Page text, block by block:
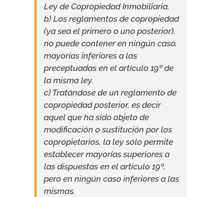
Ley de Copropiedad Inmobiliaria.
b) Los reglamentos de copropiedad
(ya sea el primero o uno posterior),
no puede contener en ningún caso,
mayorías inferiores a las
preceptuadas en el artículo 19º de
la misma ley.
c) Tratándose de un reglamento de
copropiedad posterior, es decir
aquel que ha sido objeto de
modificación o sustitución por los
copropietarios, la ley sólo permite
establecer mayorías superiores a
las dispuestas en el artículo 19º,
pero en ningún caso inferiores a las
mismas.